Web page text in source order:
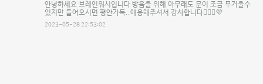
안녕하세요 브레인워시입니다 방음을 위해 아무래도 문이 조금 무거울수
있지만 들어오시면 평안가득..애용해주셔서 감사합니다🧘🏼‍♀️💜
2023-05-28 22:53:02